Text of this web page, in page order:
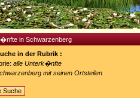
in Schwarzenberg
in der Rubrik :
alle Unterk�nfte
mit seinen Ortsteilen
Suche